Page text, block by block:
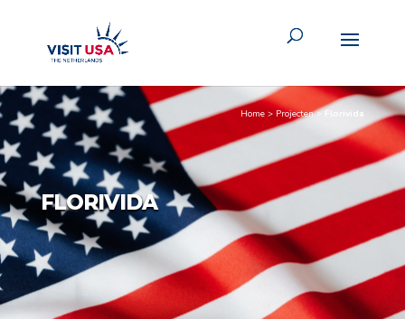
Home >Projecten> Florivida
FLORIVIDA